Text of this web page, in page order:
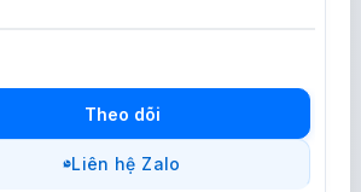
Theo dõi
Liên hệ Zalo